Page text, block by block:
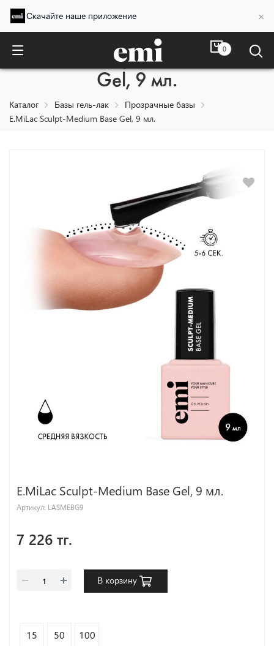
Скачайте наше приложение ×
0
E.MiLac Sculpt-Medium Base
Gel, 9 мл.
Каталог Базы гель-лак
Прозрачные базы
E.MiLac Sculpt-Medium Base Gel, 9 мл.
E.MiLac Sculpt-Medium Base Gel, 9 мл.
Артикул: LASMEBG9
7 226 тг.
В корзину
15 50 100